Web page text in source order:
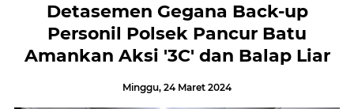
Detasemen Gegana Back-up
Personil Polsek Pancur Batu
Amankan Aksi '3C' dan Balap Liar
Minggu, 24 Maret 2024